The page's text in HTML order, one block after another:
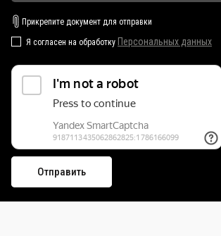
Прикрепите документ для отправки
Я согласен на обработку Персональных данных